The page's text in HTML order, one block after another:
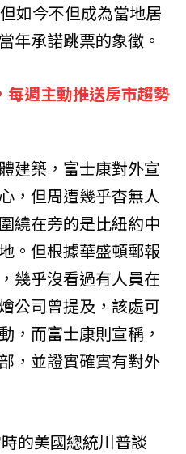
如今不但成為當地居
年承諾跳票的象徵。
週主動推送房市趨勢
建築，富士康對外宣
，但周遭幾乎杳無人
繞在旁的是比紐約中
。但根據華盛頓郵報
幾乎沒看過有人員在
公司曾提及，該處可
，而富士康則宣稱，
，並證實確實有對外
的美國總統川普談